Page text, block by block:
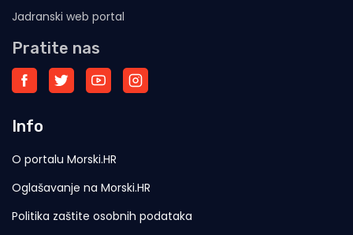
Jadranski web portal
Pratite nas
Info
O portalu Morski.HR
Oglašavanje na Morski.HR
Politika zaštite osobnih podataka